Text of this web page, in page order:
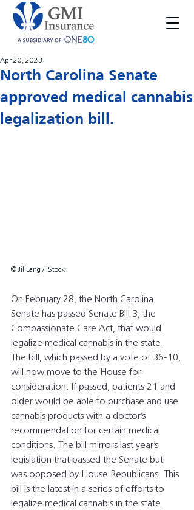
North Carolina Senate
approved medical cannabis
legalization bill.
Apr 20, 2023
© JillLang / iStock
On February 28, the North Carolina
Senate has passed Senate Bill 3, the
Compassionate Care Act, that would
legalize medical cannabis in the state.
The bill, which passed by a vote of 36-10,
will now move to the House for
consideration. If passed, patients 21 and
older would be able to purchase and use
cannabis products with a doctor’s
recommendation for certain medical
conditions. The bill mirrors last year’s
legislation that passed the Senate but
was opposed by House Republicans. This
bill is the latest in a series of efforts to
legalize medical cannabis in the state.